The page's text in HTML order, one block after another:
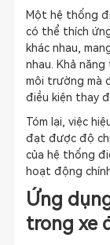
Một hệ thống
có thể thích
khác nhau,
nhau. Khả
môi trường mà
điều kiện thay
Tóm lại, việc
đạt được độ
của hệ thống
hoạt động
Ứng
trong xe